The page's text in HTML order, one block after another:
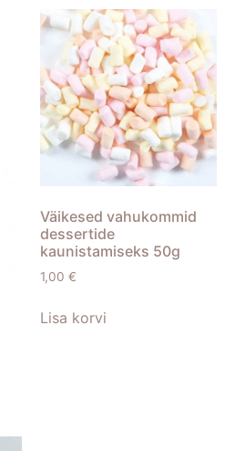
Väikesed vahukommid
dessertide
kaunistamiseks 50g
1,00 €
Lisa korvi